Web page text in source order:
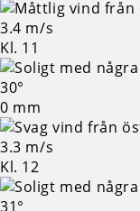
3.4 m/s
Kl. 11
30°
0 mm
3.3 m/s
Kl. 12
31°